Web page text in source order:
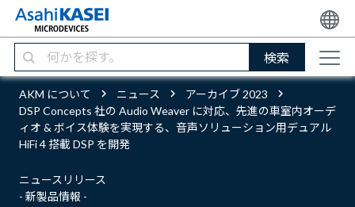
検索
AKM について ニュース
アーカイブ 2023
DSP Concepts 社の Audio Weaver に対応、先進の車室内オーデ
ィオ & ボイス体験を実現する、音声ソリューション用デュアル
HiFi 4 搭載 DSP を開発
ニュースリリース
- 新製品情報 -